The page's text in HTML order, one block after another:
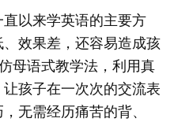
以来学英语的主要方
效果差，还容易造成孩
母语式教学法，利用真
孩子在一次次的交流表
无需经历痛苦的背、